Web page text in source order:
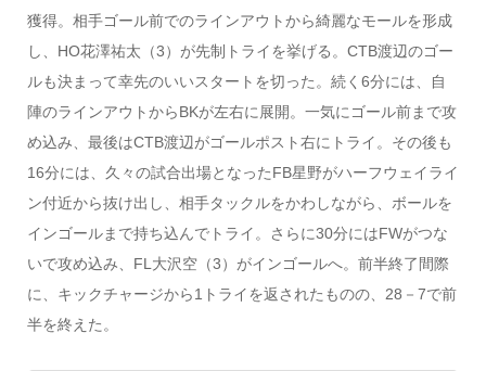
獲得。相手ゴール前でのラインアウトから綺麗なモールを形成
し、HO花澤祐太（3）が先制トライを挙げる。CTB渡辺のゴー
ルも決まって幸先のいいスタートを切った。続く6分には、自
陣のラインアウトからBKが左右に展開。一気にゴール前まで攻
め込み、最後はCTB渡辺がゴールポスト右にトライ。その後も
16分には、久々の試合出場となったFB星野がハーフウェイライ
ン付近から抜け出し、相手タックルをかわしながら、ボールを
インゴールまで持ち込んでトライ。さらに30分にはFWがつな
いで攻め込み、FL大沢空（3）がインゴールへ。前半終了間際
に、キックチャージから1トライを返されたものの、28－7で前
半を終えた。